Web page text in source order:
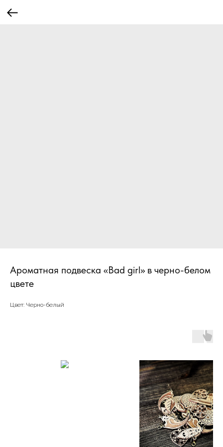
Ароматная подвеска «Bad girl» в черно-белом
цвете
Цвет: Черно-белый